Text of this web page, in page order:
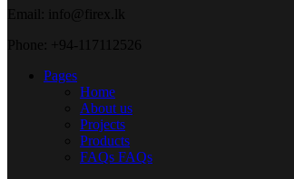
Email: info@firex.lk
Phone: +94-117112526
Pages
Home
About us
Projects
Products
FAQs FAQs